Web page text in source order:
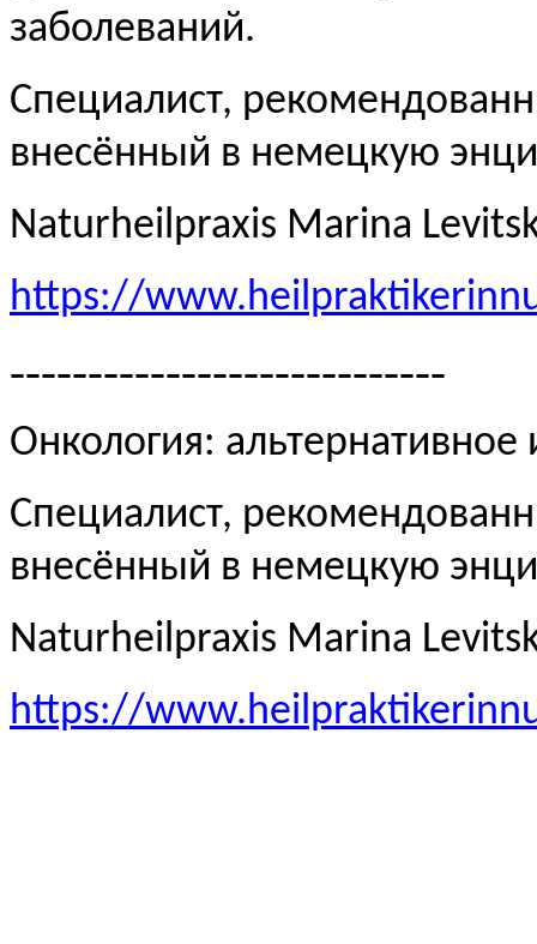
заболеваний.
Специалист,
внесённый в немецкую
Naturheilpraxis Marina
https://
----------------------------
Онкология:
Специалист,
внесённый в немецкую
Naturheilpraxis Marina
https://